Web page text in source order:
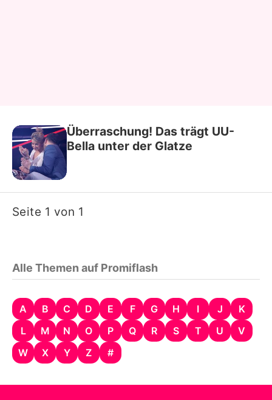
Überraschung! Das trägt UU-
Bella unter der Glatze
Seite 1 von 1
Alle Themen auf Promiflash
A B C D E F G H I J
K
L
M N O P Q R S T U
V
W
X Y Z #